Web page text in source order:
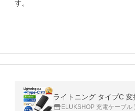
す。
ライトニング タイプC
ELUKSHOP 充電ケーブル